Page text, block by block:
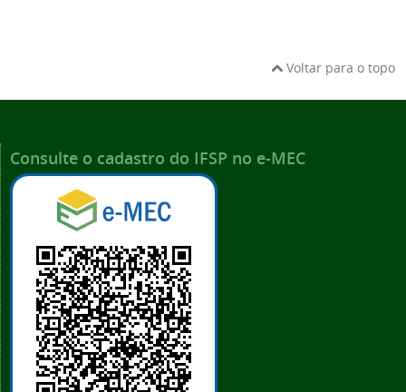
Voltar para o topo
Consulte o cadastro do IFSP no e-MEC